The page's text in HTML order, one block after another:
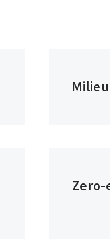
Zero-